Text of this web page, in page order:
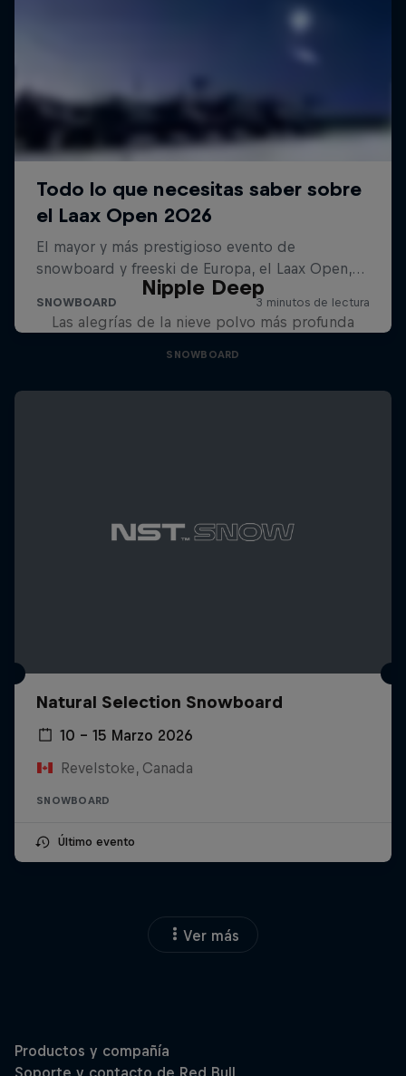
Nipple Deep
Las alegrías de la nieve polvo más profunda
SNOWBOARD
Natural Selection Snowboard
10 – 15 Marzo 2026
Revelstoke, Canada
SNOWBOARD
Último evento
Ver más